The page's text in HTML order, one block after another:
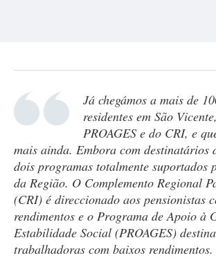
Já chegámos a mais de
residentes em São
PROAGES e do CRI, e
mais ainda. Embora com destinatários
dois programas totalmente suportados
da Região. O Complemento Regional
(CRI) é direccionado aos pensionistas
rendimentos e o Programa de Apoio à
Estabilidade Social (PROAGES)
trabalhadoras com baixos rendimentos.